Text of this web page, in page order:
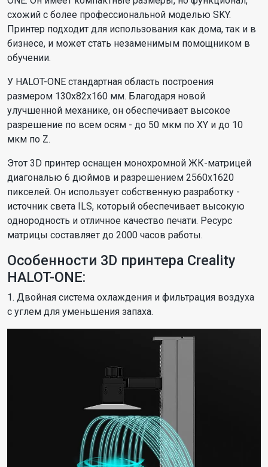
схожий с более профессиональной моделью SKY.
Принтер подходит для использования как дома, так и в
бизнесе, и может стать незаменимым помощником в
обучении.
У HALOT-ONE стандартная область построения
размером 130х82х160 мм. Благодаря новой
улучшенной механике, он обеспечивает высокое
разрешение по всем осям - до 50 мкм по XY и до 10
мкм по Z.
Этот 3D принтер оснащен монохромной ЖК-матрицей
диагональю 6 дюймов и разрешением 2560х1620
пикселей. Он использует собственную разработку -
источник света ILS, который обеспечивает высокую
однородность и отличное качество печати. Ресурс
матрицы составляет до 2000 часов работы.
Особенности 3D принтера Creality
HALOT-ONE:
1. Двойная система охлаждения и фильтрация воздуха
с углем для уменьшения запаха.